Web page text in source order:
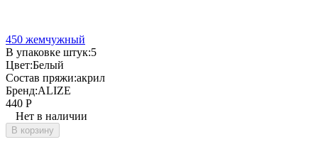
450 жемчужный
В упаковке штук:5
Цвет:Белый
Состав пряжи:акрил
Бренд:ALIZE
440 Р
Нет в наличии
В корзину